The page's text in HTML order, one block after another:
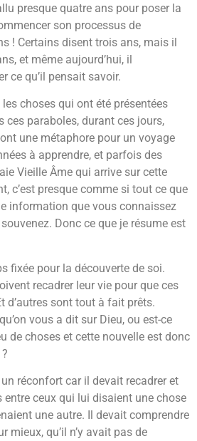
presque quatre ans pour poser la
son processus de
! Certains disent trois ans, mais il
et même aujourd’hui, il
ce qu’il pensait savoir.
choses qui ont été présentées
ces paraboles, durant ces jours,
une métaphore pour un voyage
à apprendre, et parfois des
Vieille Âme qui arrive sur cette
c’est presque comme si tout ce que
information que vous connaissez
Donc ce que je résume est
fixée pour la découverte de soi.
recadrer leur vie pour que ces
d’autres sont tout à fait prêts.
vous a dit sur Dieu, ou est-ce
de choses et cette nouvelle est donc
un réconfort car il devait recadrer et
ceux qui lui disaient une chose
une autre. Il devait comprendre
mieux, qu’il n’y avait pas de